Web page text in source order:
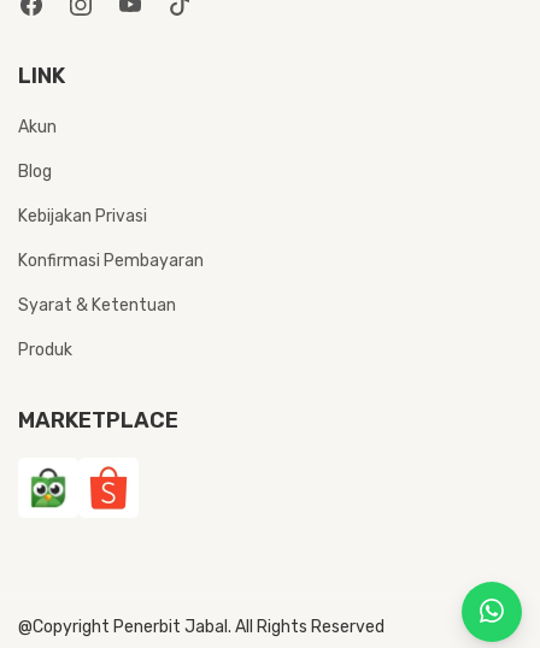
LINK
Akun
Blog
Kebijakan Privasi
Konfirmasi Pembayaran
Syarat & Ketentuan
Produk
MARKETPLACE
@Copyright Penerbit Jabal. All Rights Reserved